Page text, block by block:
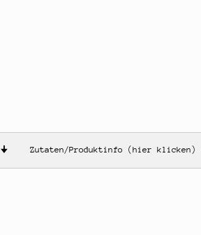
🠋 Zutaten/Produktinfo (hier klicken)